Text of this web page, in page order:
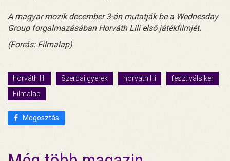
A magyar mozik december 3-án mutatják be a Wednesday
Group forgalmazásában Horváth Lili első játékfilmjét.
(Forrás: Filmalap)
horváth lili Szerdai gyerek horvath lili
fesztiválsiker
Filmalap
Megosztás